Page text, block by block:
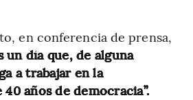
en conferencia de prensa,
un día que, de alguna
a trabajar en la
años de democracia”.